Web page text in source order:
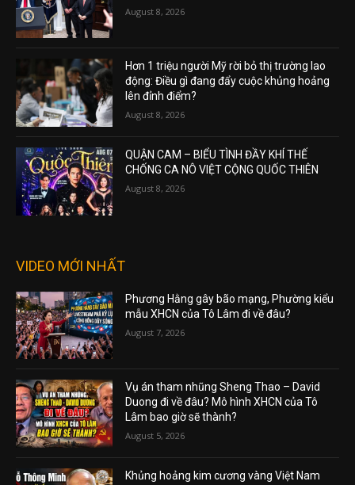
August 8, 2026
Hơn 1 triệu người Mỹ rời bỏ thị trường lao
động: Điều gì đang đẩy cuộc khủng hoảng
lên đỉnh điểm?
August 8, 2026
QUẬN CAM – BIỂU TÌNH ĐẦY KHÍ THẾ
CHỐNG CA NÔ VIỆT CỘNG QUỐC THIÊN
August 8, 2026
VIDEO MỚI NHẤT
Phương Hằng gây bão mạng, Phường kiểu
mẫu XHCN của Tô Lâm đi về đâu?
August 7, 2026
Vụ án tham nhũng Sheng Thao – David
Duong đi về đâu? Mô hình XHCN của Tô
Lâm bao giờ sẽ thành?
August 5, 2026
Khủng hoảng kim cương vàng Việt Nam